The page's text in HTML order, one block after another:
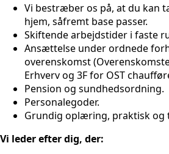
Vi bestræber os på, at du kan
hjem, såfremt base passer.
Skiftende arbejdstider i faste
Ansættelse under ordnede
overenskomst
Erhverv og 3F for OST
Pension og sundhedsordning.
Personalegoder.
Grundig oplæring, praktisk og
Vi leder efter dig, der: